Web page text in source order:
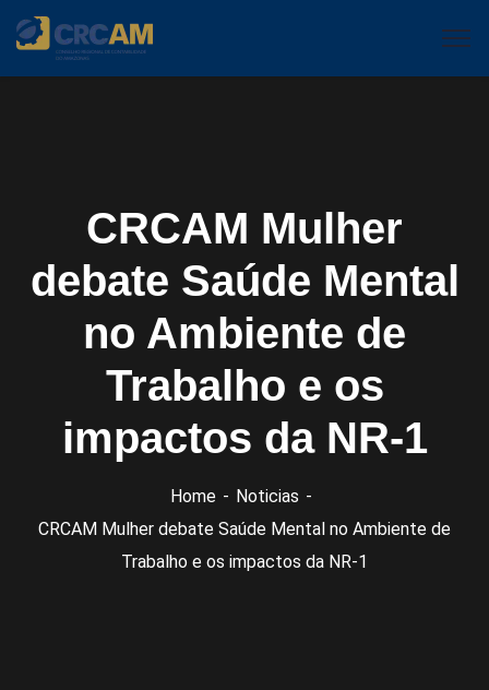
CRCAM Mulher
debate Saúde Mental
no Ambiente de
Trabalho e os
impactos da NR-1
Home
Noticias
CRCAM Mulher debate Saúde Mental no Ambiente de
Trabalho e os impactos da NR-1